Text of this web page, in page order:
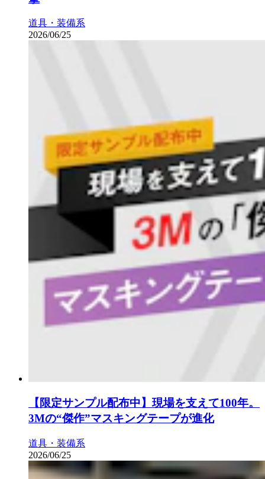
道具・装備系
2026/06/25
【限定サンプル配布中】現場を支えて100年。
3Mの“傑作”マスキングテープが進化
道具・装備系
2026/06/25